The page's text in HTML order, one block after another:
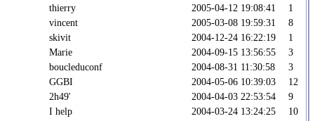
thierry 2005-04-12 19:08:41
1
vincent 2005-03-08 19:59:31
8
skivit 2004-12-24 16:22:19
1
Marie 2004-09-15 13:56:55
3
boucleduconf 2004-08-31 11:30:58
3
GGBI 2004-05-06 10:39:03
12
2h49' 2004-04-03 22:53:54
9
I help 2004-03-24 13:24:25
10